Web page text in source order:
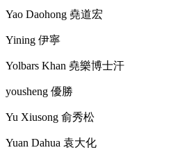
Yao Daohong 堯道宏
Yining 伊寧
Yolbars Khan 堯樂博士汗
yousheng 優勝
Yu Xiusong 俞秀松
Yuan Dahua 袁大化